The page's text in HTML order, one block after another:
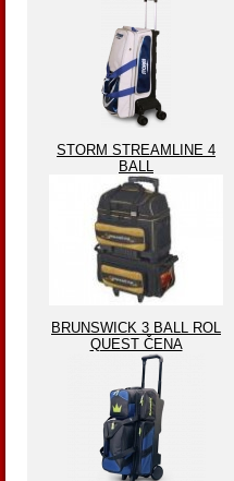
STORM STREAMLINE 4
BALL
BRUNSWICK 3 BALL ROL
QUEST ČENA